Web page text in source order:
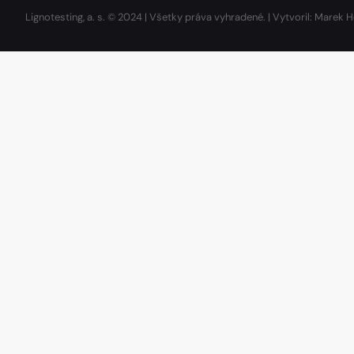
Lignotesting, a. s. © 2024 | Všetky práva vyhradené. | Vytvoril: Marek